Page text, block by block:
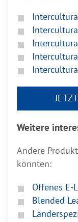
Weitere
Andere
könnten:
Offenes E-
Blended